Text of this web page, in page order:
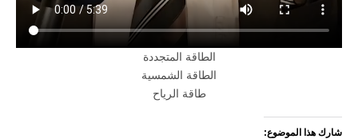
الطاقة المتجددة
الطاقة الشمسية
طاقة الرياح
شارك هذا الموضوع: